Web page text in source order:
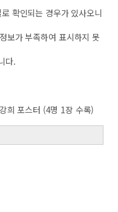
확인되는 경우가 있사오니
보가 부족하여 표시하지 못
다.
희 포스터 (4명 1장 수록)